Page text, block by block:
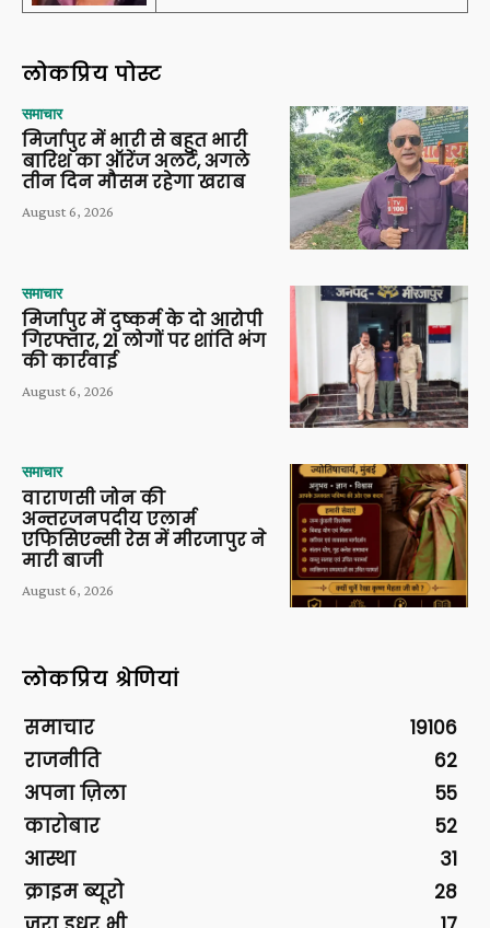
लोकप्रिय पोस्ट
समाचार
मिर्जापुर में भारी से बहुत भारी
बारिश का ऑरेंज अलर्ट, अगले
तीन दिन मौसम रहेगा खराब
August 6, 2026
समाचार
मिर्जापुर में दुष्कर्म के दो आरोपी
गिरफ्तार, 21 लोगों पर शांति भंग
की कार्रवाई
August 6, 2026
समाचार
वाराणसी जोन की
अन्तरजनपदीय एलार्म
एफिसिएन्सी रेस में मीरजापुर ने
मारी बाजी
August 6, 2026
लोकप्रिय श्रेणियां
समाचार
19106
राजनीति
62
अपना ज़िला
55
कारोबार
52
आस्था
31
क्राइम ब्यूरो
28